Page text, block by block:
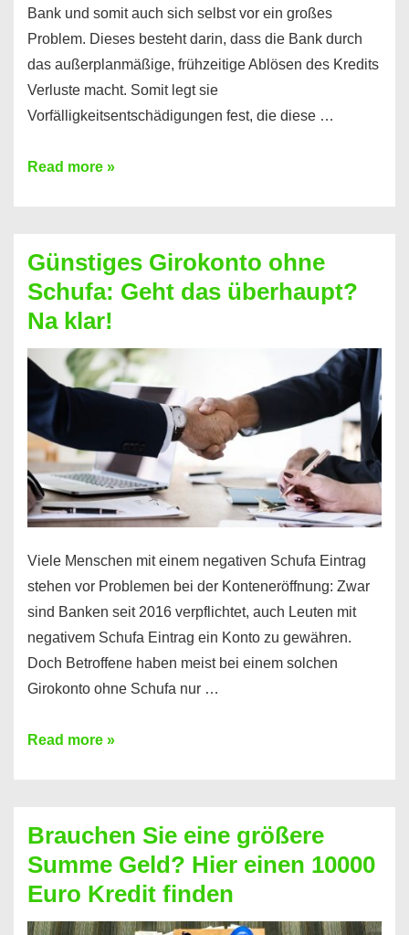
Bank und somit auch sich selbst vor ein großes
Problem. Dieses besteht darin, dass die Bank durch
das außerplanmäßige, frühzeitige Ablösen des Kredits
Verluste macht. Somit legt sie
Vorfälligkeitsentschädigungen fest, die diese …
Kredit
dabei
profitieren
–
So
funktioniert’s
Read more »
Günstiges Girokonto ohne
Schufa: Geht das überhaupt?
Na klar!
Viele Menschen mit einem negativen Schufa Eintrag
stehen vor Problemen bei der Konteneröffnung: Zwar
sind Banken seit 2016 verpflichtet, auch Leuten mit
negativem Schufa Eintrag ein Konto zu gewähren.
Doch Betroffene haben meist bei einem solchen
Girokonto ohne Schufa nur …
Günstiges
Geht
das
überhaupt?
Na
Read more »
Brauchen Sie eine größere
Summe Geld? Hier einen 10000
Euro Kredit finden